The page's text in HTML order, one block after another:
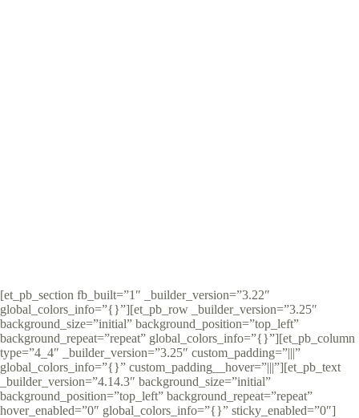
[et_pb_section fb_built=”1″ _builder_version=”3.22″
global_colors_info=”{}”][et_pb_row _builder_version=”3.25″
background_size=”initial” background_position=”top_left”
background_repeat=”repeat” global_colors_info=”{}”][et_pb_column
type=”4_4″ _builder_version=”3.25″ custom_padding=”|||”
global_colors_info=”{}” custom_padding__hover=”|||”][et_pb_text
_builder_version=”4.14.3″ background_size=”initial”
background_position=”top_left” background_repeat=”repeat”
hover_enabled=”0″ global_colors_info=”{}” sticky_enabled=”0″]